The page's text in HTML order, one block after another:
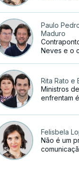
Paulo
Maduro
Neves e o
Rita Rato e
Ministros
enfrentam
Felisbela
Não é um